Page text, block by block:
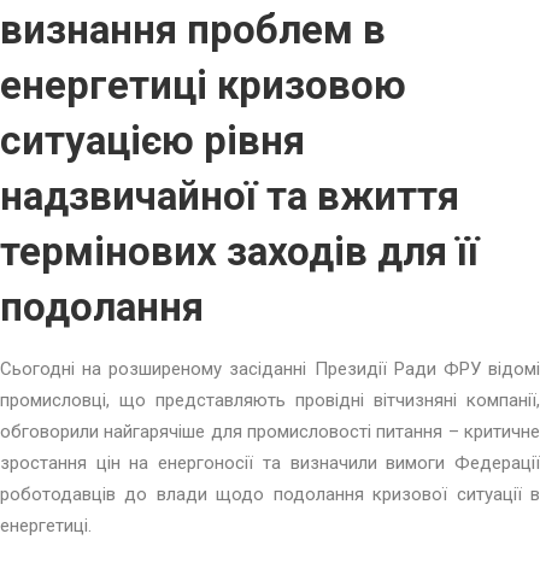
визнання проблем в
енергетиці кризовою
ситуацією рівня
надзвичайної та вжиття
термінових заходів для її
подолання
Сьогодні на розширеному засіданні Президії Ради ФРУ відомі
промисловці, що представляють провідні вітчизняні компанії,
обговорили найгарячіше для промисловості питання – критичне
зростання цін на енергоносії та визначили вимоги Федерації
роботодавців до влади щодо подолання кризової ситуації в
енергетиці.